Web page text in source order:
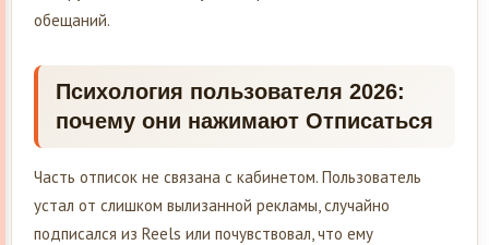
обещаний.
Психология пользователя 2026:
почему они нажимают Отписаться
Часть отписок не связана с кабинетом. Пользователь
устал от слишком вылизанной рекламы, случайно
подписался из Reels или почувствовал, что ему